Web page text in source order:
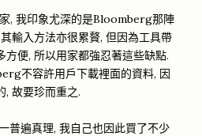
, 我印象尤深的是Bloomberg那陣
輸入方法亦很累贅, 但因為工具帶
方便, 所以用家都強忍著這些缺點.
不容許用戶下載裡面的資料, 因
, 故要珍而重之.
普遍真理, 我自己也因此買了不少